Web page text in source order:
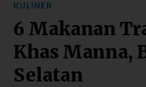
KULINER
6 Makanan
Khas Manna,
Selatan